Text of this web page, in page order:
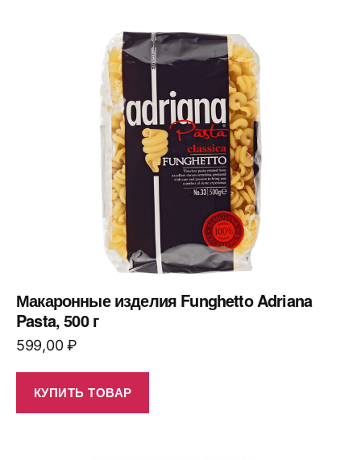
Макаронные изделия Funghetto Adriana
Pasta, 500 г
599,00₽
КУПИТЬ ТОВАР